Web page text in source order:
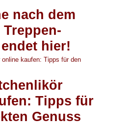
nach dem
hier!
Tipps für
Genuss